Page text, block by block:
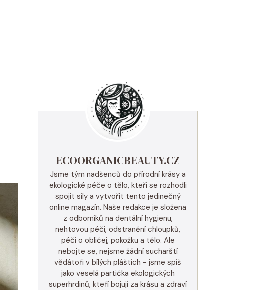
ECOORGANICBEAUTY.CZ
Jsme tým nadšenců do přírodní krásy a
ekologické péče o tělo, kteří se rozhodli
spojit síly a vytvořit tento jedinečný
online magazín. Naše redakce je složena
z odborníků na dentální hygienu,
nehtovou péči, odstranění chloupků,
péči o obličej, pokožku a tělo. Ale
nebojte se, nejsme žádní sucharští
vědátoři v bílých pláštích - jsme spíš
jako veselá partička ekologických
superhrdinů, kteří bojují za krásu a zdraví